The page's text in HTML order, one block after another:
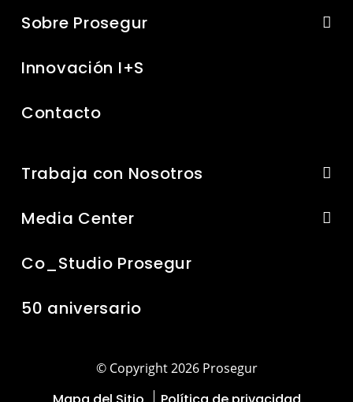
Sobre Prosegur
Innovación I+S
Contacto
Trabaja con Nosotros
Media Center
Co_Studio Prosegur
50 aniversario
© Copyright 2026 Prosegur